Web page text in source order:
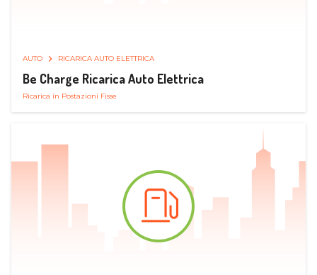
AUTO RICARICA AUTO ELETTRICA
Be Charge Ricarica Auto Elettrica
Ricarica in Postazioni Fisse